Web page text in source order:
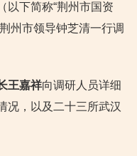
以下简称“荆州市国资
荆州市领导钟芝清一行调
王嘉祥向调研人员详细
况，以及二十三所武汉